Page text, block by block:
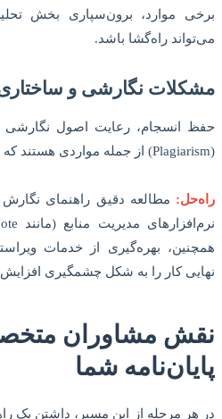
برخی موارد، برون‌سپاری بخش
می‌تواند راه‌گشا باشد.
مشکلات نگارشی و
حفظ انسجام، رعایت اصول نگارشی
(Plagiarism) از جمله مواردی هستند که می‌توانند باعث نگرانی شوند.
راه‌حل: مطالعه دقیق راهنمای نگارش
همچنین، بهره‌گیری از خدمات
نهایی کار را به شکل چشمگیری
نقش مشاوران
پایان‌نامه شما
در هر مرحله از این مسیر، داشتن یک